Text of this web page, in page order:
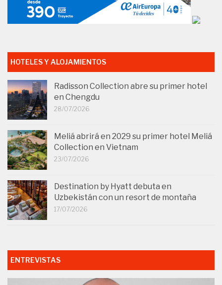
HOTELES Y ALOJAMIENTOS
Radisson Collection abre su primer hotel
en Chengdu
28/07/2026
Meliá abrirá en 2029 su primer hotel Meliá
Collection en Vietnam
23/07/2026
Destination by Hyatt debuta en
Uzbekistán con un resort de montaña
17/07/2026
ENTREVISTAS